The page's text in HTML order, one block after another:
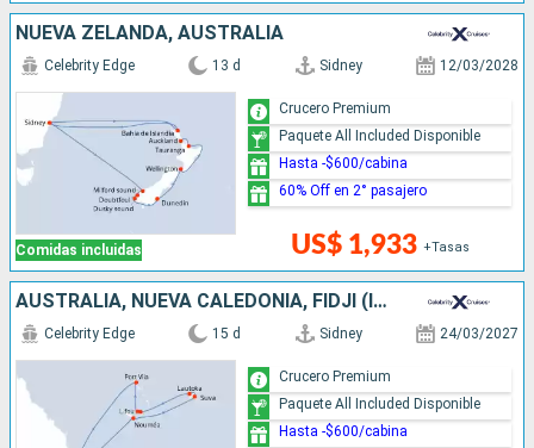
NUEVA ZELANDA, AUSTRALIA
Comidas incluidas
Celebrity Edge 13 d Sidney 12/03/2028
US$ 1,933 +Tasas
Crucero Premium
Paquete All Included Disponible
Hasta -$600/cabina
60% Off en 2° pasajero
AUSTRALIA, NUEVA CALEDONIA, FIDJI (ISLAS), VANUATU
Celebrity Edge 15 d Sidney 24/03/2027
Crucero Premium
Paquete All Included Disponible
Hasta -$600/cabina